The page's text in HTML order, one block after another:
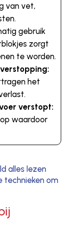
van vet,
gebruik
zorgt
te worden.
het
verstopt:
waardoor
alles lezen
technieken om